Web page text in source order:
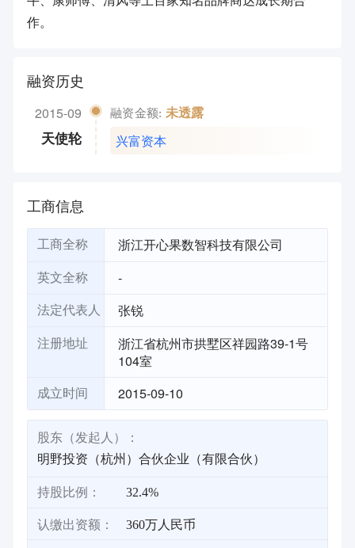
作。
融资历史
2015-09
天使轮
融资金额: 未透露
兴富资本
工商信息
工商全称 浙江开心果数智科技有限公司
英文全称 -
法定代表人 张锐
注册地址
浙江省杭州市拱墅区祥园路39-1号
104室
成立时间 2015-09-10
股东（发起人）：
明野投资（杭州）合伙企业（有限合伙）
持股比例： 32.4%
认缴出资额： 360万人民币